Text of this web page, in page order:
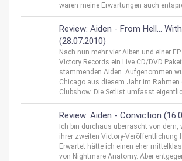
waren meine Erwartungen auch
Review: Aiden - From Hell...
(28.07.2010)
Nach nun mehr vier Alben und einer
Victory Records ein Live CD/DVD
stammenden Aiden. Aufgenommen
Chicago aus diesem Jahr im Rahmen
Clubshow. Die Setlist umfasst
Review: Aiden - Conviction
Ich bin durchaus überrascht von dem,
ihrer zweiten Victory-Veröffentlichung
Erwartet hätte ich einen eher
von Nightmare Anatomy. Aber